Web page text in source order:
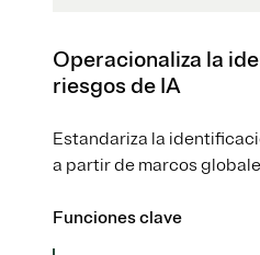
Operacionaliza la
riesgos de IA
Estandariza la
a partir de marcos
Funciones clave